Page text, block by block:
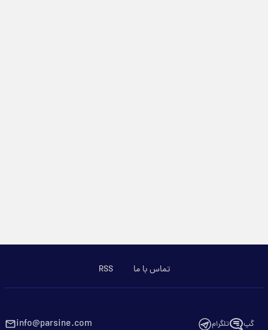
تماس با ما RSS
گپ تلگرام info@parsine.com